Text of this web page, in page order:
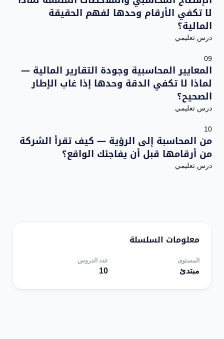
لا تكفي الأرقام وحدها لفهم الحقيقة
المالية؟
درس تعليمي
09
المعايير المحاسبية وجودة التقارير المالية —
لماذا لا تكفي الدقة وحدها إذا غاب الإطار
الصحيح؟
درس تعليمي
10
من المحاسبة إلى الرؤية — كيف تقرأ الشركة
من أرقامها قبل أن يفاجئك الواقع؟
درس تعليمي
معلومات السلسلة
المستوى
مبتدئ
عدد الدروس
10